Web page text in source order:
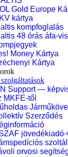
Gold Europe
kártya
kompfoglalás
48 órás áfa-
Money Kártya
Kártya
Support —
MKFE-től
Szerződés
orvosi